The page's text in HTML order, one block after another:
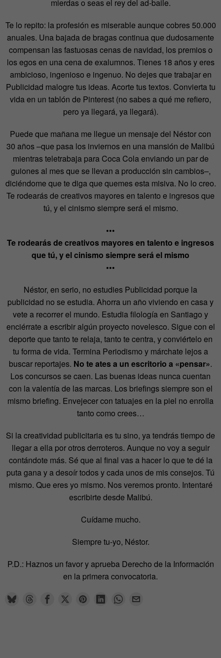
mierdas o seas el rey del ad-baile.
Te lo repito: la profesión es miserable aunque cobres 50.000
anuales. Una bajada de bragas continua que dudosamente
compensan las fastuosas cenas de navidad, los premios o
los egos en una cena de exalumnos. Tienes 18 años y eres
ambicioso, ingenioso e ingenuo. No dejes que trabajar en
Publicidad malogre tus ideas. Acorte tus textos. Convierta tu
vida en un tablón de Pinterest (no sabes a qué me refiero,
pero ya llegará, ya llegará).
Puede que mañana me llegue un mensaje del Néstor con
30 años –que pasa los inviernos en una mansión de Malibú
mientras teletrabaja para Coca Cola enviando un par de
guiones al mes que se llevan a producción sin cambios–,
diciéndome que te diga que quemes esta misiva. No lo creo.
Te rodearás de creativos mayores en talento e ingresos que
tú, y el cinismo siempre será el mismo.
•••
Te rodearás de creativos mayores en talento e ingresos
que tú, y el cinismo siempre será el mismo
•••
Néstor, en serio, no estudies Publicidad porque la
publicidad no se estudia. Ahorra un año viviendo en casa y
vete a recorrer el mundo. Estudia filología en Santiago y
enciérrate a escribir algún proyecto novelesco. Sigue con el
deporte que tanto te relaja, tanto te centra, y conviértelo en
tu forma de vida. Termina Periodismo y márchate lejos a
buscar reportajes. No te ates a un escritorio a «pensar».
Los concursos se caen. Las buenas ideas nunca cuentan
con la valentía de las marcas. Los briefings siempre son el
mismo briefing. Envejecer con tatuajes en la piel no enrolla
tanto como crees…
Si la creatividad publicitaria es tu sino, ya tendrás tiempo de
llegar a ella por otros derroteros. Aunque no voy a seguir
contándote más. Sé que al final vas a hacer lo que te dé la
puta gana y a desoír todos y cada unos de mis consejos. Tú
mismo. Que eres yo mismo. Nos veremos pronto. Intentaré
escribirte desde Malibú.
Cuídame mucho.
Siempre tu-yo, Néstor.
P.D.: Haznos un favor y aprueba Derecho de la Información
en la primera convocatoria.